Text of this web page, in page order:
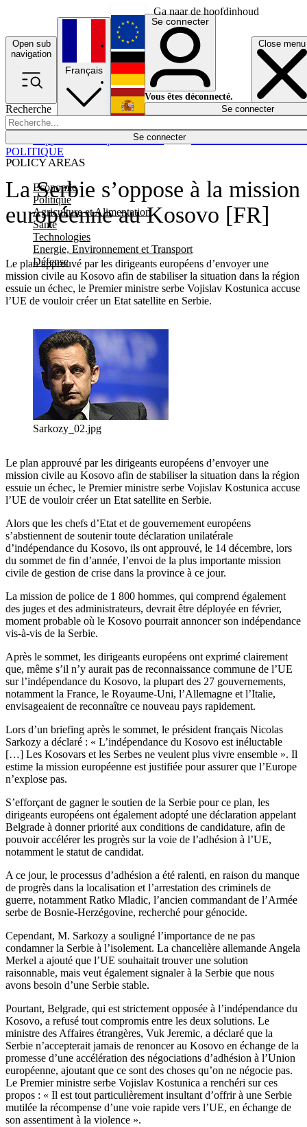
Ga naar de hoofdinhoud
Open sub
navigation
Close menu
Recherche
Se connecter
POLICY AREAS
Economie
Politique
Agriculture et Alimentation
Santé
Technologies
Energie, Environnement et Transport
Défense
Économie
Français
English
Deutsch
Español
Se connecter
Vous êtes déconnecté.
Se connecter
La Serbie s’oppose à la mission
européenne au Kosovo [FR]
Le plan approuvé par les dirigeants européens d’envoyer une
mission civile au Kosovo afin de stabiliser la situation dans la région
essuie un échec, le Premier ministre serbe Vojislav Kostunica accuse
l’UE de vouloir créer un Etat satellite en Serbie.
POLITIQUE
Sarkozy_02.jpg
Le plan approuvé par les dirigeants européens d’envoyer une
mission civile au Kosovo afin de stabiliser la situation dans la région
essuie un échec, le Premier ministre serbe Vojislav Kostunica accuse
l’UE de vouloir créer un Etat satellite en Serbie.
Alors que les chefs d’Etat et de gouvernement européens
s’abstiennent de soutenir toute déclaration unilatérale
d’indépendance du Kosovo, ils ont approuvé, le 14 décembre, lors
du sommet de fin d’année, l’envoi de la plus importante mission
civile de gestion de crise dans la province à ce jour.
La mission de police de 1 800 hommes, qui comprend également
des juges et des administrateurs, devrait être déployée en février,
moment probable où le Kosovo pourrait annoncer son indépendance
vis-à-vis de la Serbie.
Après le sommet, les dirigeants européens ont exprimé clairement
que, même s’il n’y aurait pas de reconnaissance commune de l’UE
sur l’indépendance du Kosovo, la plupart des 27 gouvernements,
notamment la France, le Royaume-Uni, l’Allemagne et l’Italie,
envisageaient de reconnaître ce nouveau pays rapidement.
Lors d’un briefing après le sommet, le président français Nicolas
Sarkozy a déclaré : « L’indépendance du Kosovo est inéluctable
[…] Les Kosovars et les Serbes ne veulent plus vivre ensemble ». Il
estime la mission européenne est justifiée pour assurer que l’Europe
n’explose pas.
S’efforçant de gagner le soutien de la Serbie pour ce plan, les
dirigeants européens ont également adopté une déclaration appelant
Belgrade à donner priorité aux conditions de candidature, afin de
pouvoir accélérer les progrès sur la voie de l’adhésion à l’UE,
notamment le statut de candidat.
A ce jour, le processus d’adhésion a été ralenti, en raison du manque
de progrès dans la localisation et l’arrestation des criminels de
guerre, notamment Ratko Mladic, l’ancien commandant de l’Armée
serbe de Bosnie-Herzégovine, recherché pour génocide.
Cependant, M. Sarkozy a souligné l’importance de ne pas
condamner la Serbie à l’isolement. La chancelière allemande Angela
Merkel a ajouté que l’UE souhaitait trouver une solution
raisonnable, mais veut également signaler à la Serbie que nous
avons besoin d’une Serbie stable.
Pourtant, Belgrade, qui est strictement opposée à l’indépendance du
Kosovo, a refusé tout compromis entre les deux solutions. Le
ministre des Affaires étrangères, Vuk Jeremic, a déclaré que la
Serbie n’accepterait jamais de renoncer au Kosovo en échange de la
promesse d’une accélération des négociations d’adhésion à l’Union
européenne, ajoutant que ce sont des choses qu’on ne négocie pas.
Le Premier ministre serbe Vojislav Kostunica a renchéri sur ces
propos : « Il est tout particulièrement insultant d’offrir à une Serbie
mutilée la récompense d’une voie rapide vers l’UE, en échange de
son assentiment à la violence ».